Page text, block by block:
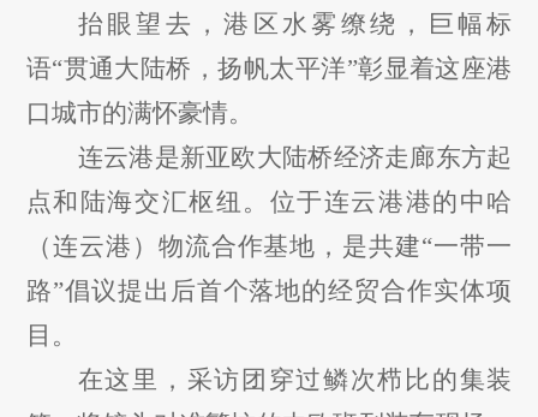
抬眼望去，港区水雾缭绕，巨幅标
语“贯通大陆桥，扬帆太平洋”彰显着这座港
口城市的满怀豪情。
连云港是新亚欧大陆桥经济走廊东方起
点和陆海交汇枢纽。位于连云港港的中哈
（连云港）物流合作基地，是共建“一带一
路”倡议提出后首个落地的经贸合作实体项
目。
在这里，采访团穿过鳞次栉比的集装